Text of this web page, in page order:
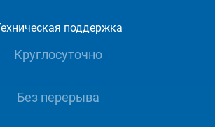
поддержка
Круглосуточно
Без перерыва